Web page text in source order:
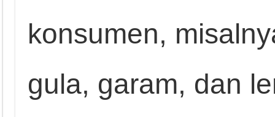
konsumen,
gula, garam, dan